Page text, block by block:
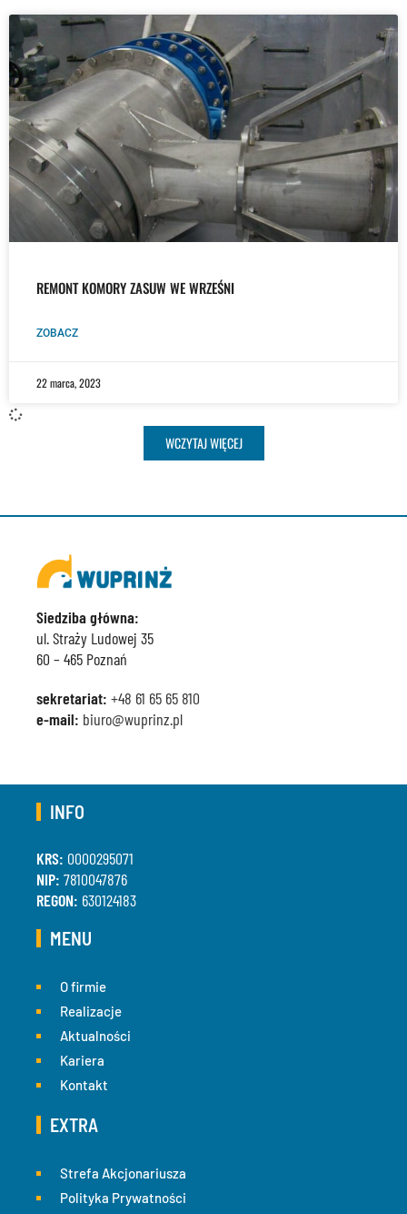
REMONT KOMORY ZASUW WE WRZEŚNI
ZOBACZ
22 marca, 2023
WCZYTAJ WIĘCEJ
Siedziba główna:
ul. Straży Ludowej 35
60 – 465 Poznań
sekretariat: +48 61 65 65 810
e-mail: biuro@wuprinz.pl
INFO
KRS: 0000295071
NIP: 7810047876
REGON: 630124183
MENU
O firmie
Realizacje
Aktualności
Kariera
Kontakt
EXTRA
Strefa Akcjonariusza
Polityka Prywatności